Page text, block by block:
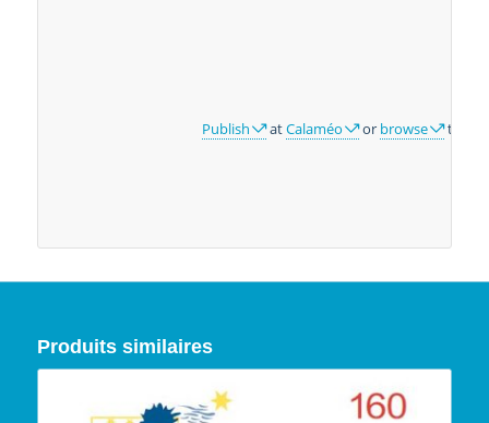
Publish atCalaméo or browse the
Produits similaires